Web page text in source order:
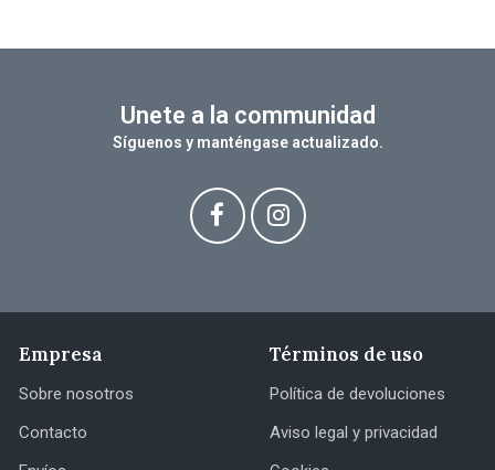
Unete a la communidad
Síguenos y manténgase actualizado.
Empresa
Sobre nosotros
Contacto
Términos de uso
Política de devoluciones
Aviso legal y privacidad